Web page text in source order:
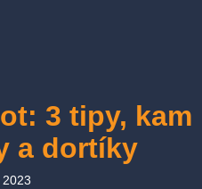
3 tipy, kam
a dortíky
2023